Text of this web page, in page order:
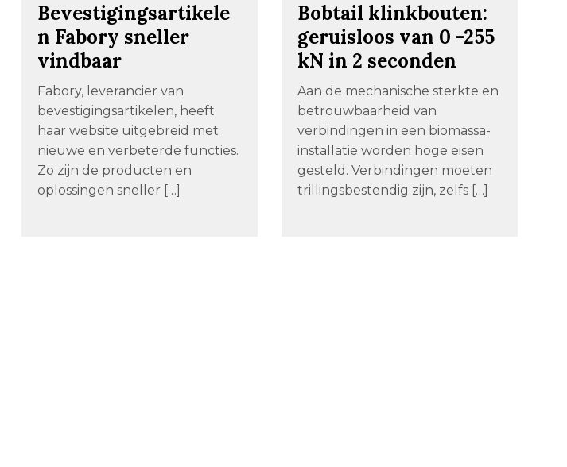
Bevestigingsartikele
n Fabory sneller
vindbaar
Fabory, leverancier van
bevestigingsartikelen, heeft
haar website uitgebreid met
nieuwe en verbeterde functies.
Zo zijn de producten en
oplossingen sneller […]
Bobtail klinkbouten:
geruisloos van 0 -255
kN in 2 seconden
Aan de mechanische sterkte en
betrouwbaarheid van
verbindingen in een biomassa-
installatie worden hoge eisen
gesteld. Verbindingen moeten
trillingsbestendig zijn, zelfs […]